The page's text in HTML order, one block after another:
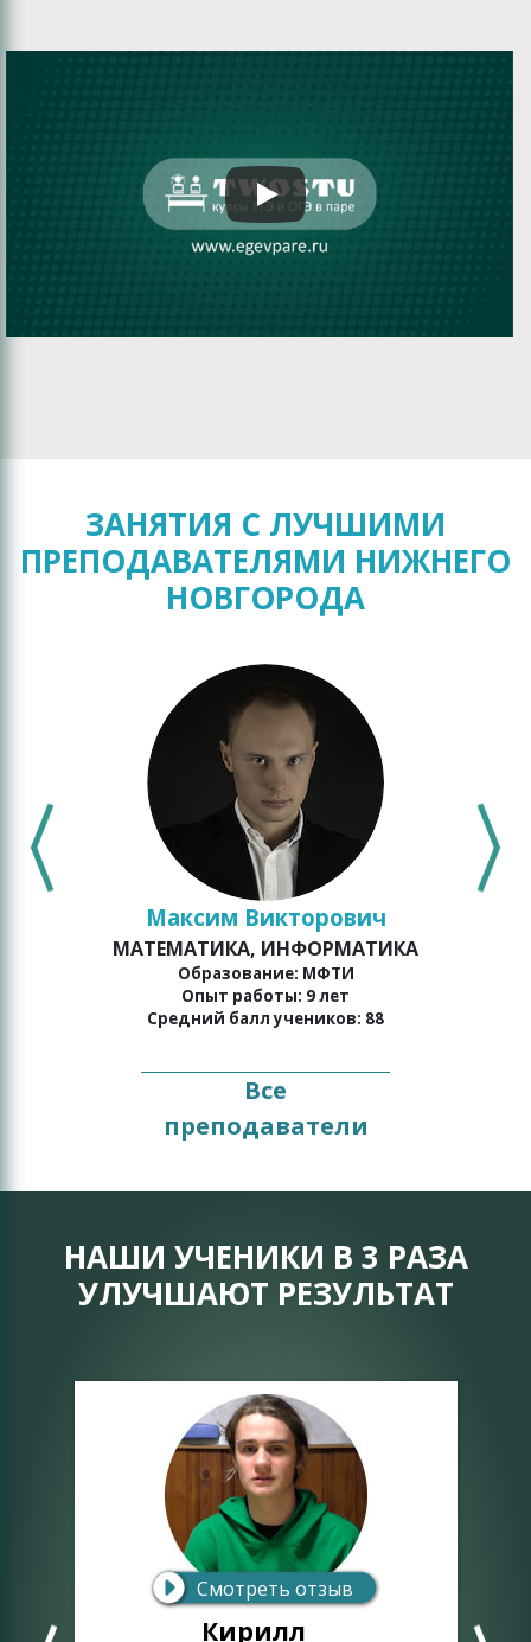
ЗАНЯТИЯ С ЛУЧШИМИ
ПРЕПОДАВАТЕЛЯМИ НИЖНЕГО
НОВГОРОДА
Максим Викторович
МАТЕМАТИКА, ИНФОРМАТИКА
Образование: МФТИ
Опыт работы: 9 лет
Средний балл учеников: 88
Все
преподаватели
НАШИ УЧЕНИКИ В 3 РАЗА
УЛУЧШАЮТ РЕЗУЛЬТАТ
Смотреть отзыв
Кирилл